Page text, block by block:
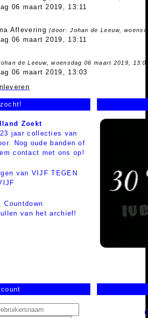
06 maart 2019, 13:11
Aflevering(door: Johan de Leeuw,
06 maart 2019, 13:11
de Leeuw, woensdag 06 maart 2019,
06 maart 2019, 13:03
Zoekt
jaar collecties van
Nog oude banden of
contact met ons op!
van VIJF TEGEN
Countdown
van het archief!